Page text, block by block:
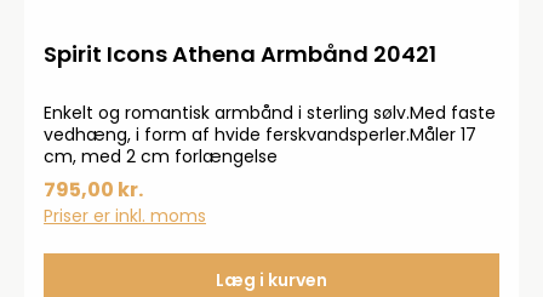
Spirit Icons Athena Armbånd 20421
Enkelt og romantisk armbånd i sterling sølv.Med faste
vedhæng, i form af hvide ferskvandsperler.Måler 17
cm, med 2 cm forlængelse
795,00 kr.
Priser er inkl. moms
Læg i kurven